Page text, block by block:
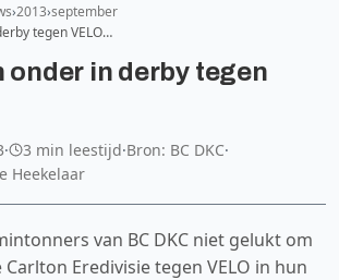
2013 september
tegen VELO…
onder in derby tegen
· 3 min leestijd·Bron: BC DKC·
Heekelaar
van BC DKC niet gelukt om
Eredivisie tegen VELO in hun